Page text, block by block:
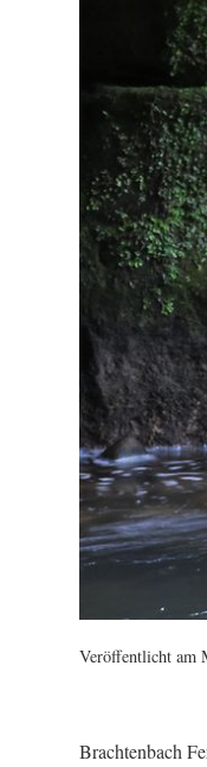
Veröffentlicht am
Brachtenbach